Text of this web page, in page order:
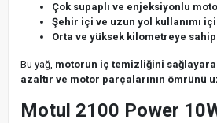
Çok supaplı ve enjeksiyonlu
Şehir içi ve uzun yol kullanımı
Orta ve yüksek kilometreye
Bu yağ, motorun iç temizliğini
azaltır ve motor parçalarının ömrünü
Motul 2100 Power